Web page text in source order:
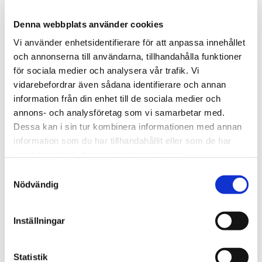
Denna webbplats använder cookies
Vi använder enhetsidentifierare för att anpassa innehållet
och annonserna till användarna, tillhandahålla funktioner
för sociala medier och analysera vår trafik. Vi
vidarebefordrar även sådana identifierare och annan
information från din enhet till de sociala medier och
annons- och analysföretag som vi samarbetar med.
Dessa kan i sin tur kombinera informationen med annan
information som du har tillhandahållit eller som de har
Nödvändig
Inställningar
Statistik
Hur vill du känna dig efter
sommaren?
hänsyn till andra? Är det återhämtning och en utvilad
känsla du är ute efter, kanske du också behöver göra en
vad är det för dig och hur får du det att bli av? Vill du